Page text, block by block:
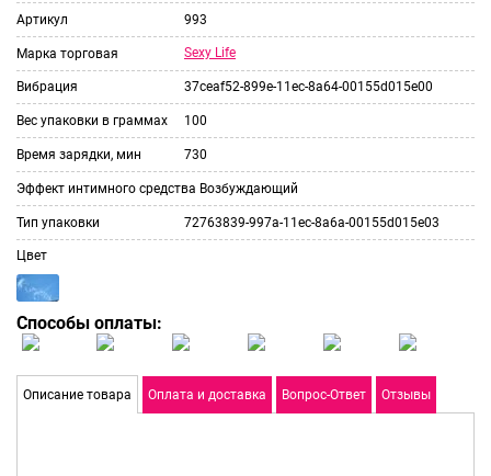
Артикул 993
Марка торговая Sexy Life
Вибрация 37ceaf52-899e-11ec-8a64-00155d015e00
Вес упаковки в граммах 100
Время зарядки, мин 730
Эффект интимного средства Возбуждающий
Тип упаковки 72763839-997a-11ec-8a6a-00155d015e03
Цвет
Способы оплаты:
Описание товара Оплата и доставка Вопрос-Ответ Отзывы